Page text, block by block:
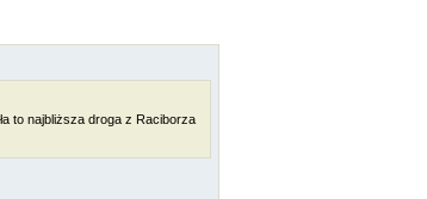
to najbliższa droga z Raciborza